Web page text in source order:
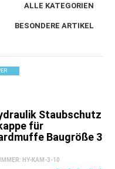
ALLE KATEGORIEN
BESONDERE ARTIKEL
Staubschutz
für
Baugröße 3
HY-KAM-3-10